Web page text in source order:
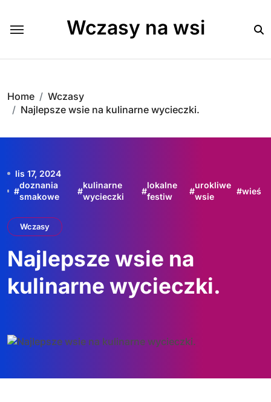
content
Wczasy na wsi
Home
Wczasy
Najlepsze wsie na kulinarne wycieczki.
lis 17, 2024
#
doznania
smakowe
#
kulinarne
wycieczki
#
lokalne
festiw
#
urokliwe
wsie
#wieś
Wczasy
Najlepsze wsie na
kulinarne wycieczki.